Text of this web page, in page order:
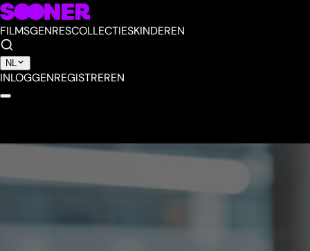
FILMSGENRESCOLLECTIESKINDEREN
NL
INLOGGENREGISTREREN